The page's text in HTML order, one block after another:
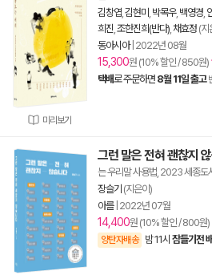
미리보기
김창엽 김현미 박목우, 백영경
희진 조한진희(반다) 채효정 (지
동아시아| 2022년 08월
15,300원 (10% 할인 / 850원)
택배로 주문하면 8월 11일 출고
그런 말은 전혀 괜찮지
는 우리말 사용법, 2023 세종도
장슬기 (지은이)
아를| 2022년 07월
14,400원 (10% 할인 / 800원)
양탄자배송 밤 11시 잠들기전